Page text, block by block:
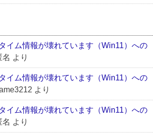
イム情報が壊れています（Win11）への
名 より
イム情報が壊れています（Win11）への
より
イム情報が壊れています（Win11）への
名 より